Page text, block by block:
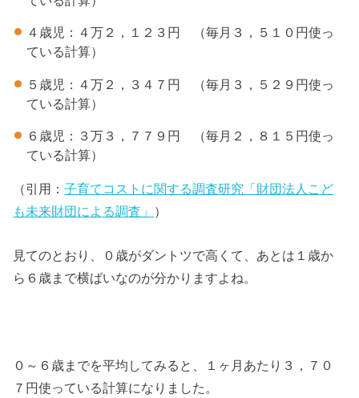
４歳児：４万２，１２３円 （毎月３，５１０円使っ
ている計算）
５歳児：４万２，３４７円 （毎月３，５２９円使っ
ている計算）
６歳児：３万３，７７９円 （毎月２，８１５円使っ
ている計算）
（引用：子育てコストに関する調査研究「財団法人こど
も未来財団による調査」 ）
見てのとおり、０歳がダントツで高くて、あとは１歳か
ら６歳まで横ばいなのが分かりますよね。
０～６歳までを平均してみると、１ヶ月あたり３，７０
７円使っている計算になりました。